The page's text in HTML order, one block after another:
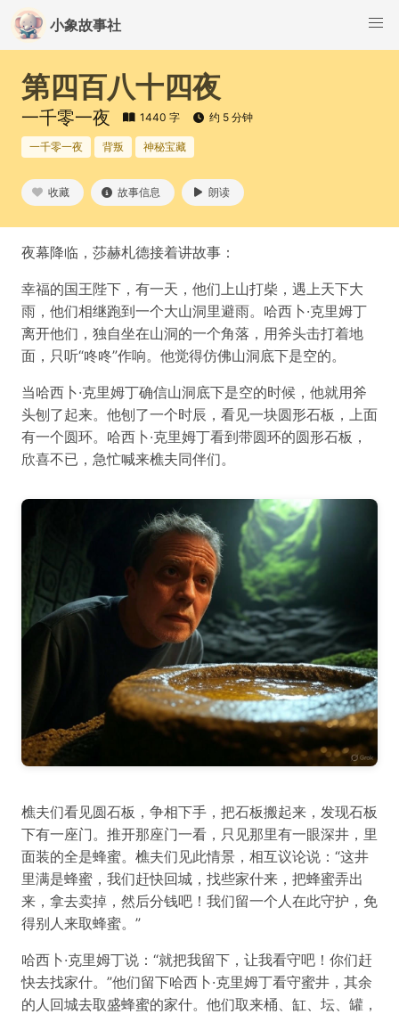
小象故事社
第四百八十四夜
一千零一夜 1440 字 约 5 分钟
一千零一夜 背叛 神秘宝藏
收藏 故事信息 朗读
夜幕降临，莎赫札德接着讲故事：
幸福的国王陛下，有一天，他们上山打柴，遇上天下大
雨，他们相继跑到一个大山洞里避雨。哈西卜·克里姆丁
离开他们，独自坐在山洞的一个角落，用斧头击打着地
面，只听“咚咚”作响。他觉得仿佛山洞底下是空的。
当哈西卜·克里姆丁确信山洞底下是空的时候，他就用斧
头刨了起来。他刨了一个时辰，看见一块圆形石板，上面
有一个圆环。哈西卜·克里姆丁看到带圆环的圆形石板，
欣喜不已，急忙喊来樵夫同伴们。
樵夫们看见圆石板，争相下手，把石板搬起来，发现石板
下有一座门。推开那座门一看，只见那里有一眼深井，里
面装的全是蜂蜜。樵夫们见此情景，相互议论说：“这井
里满是蜂蜜，我们赶快回城，找些家什来，把蜂蜜弄出
来，拿去卖掉，然后分钱吧！我们留一个人在此守护，免
得别人来取蜂蜜。”
哈西卜·克里姆丁说：“就把我留下，让我看守吧！你们赶
快去找家什。”他们留下哈西卜·克里姆丁看守蜜井，其余
的人回城去取盛蜂蜜的家什。他们取来桶、缸、坛、罐，